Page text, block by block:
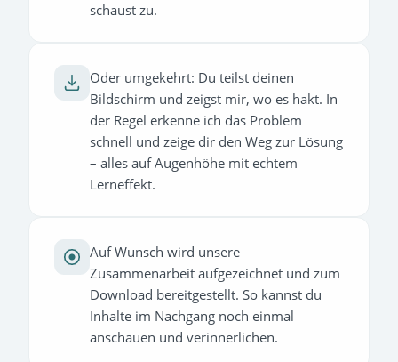
schaust zu.
Oder umgekehrt: Du teilst deinen
Bildschirm und zeigst mir, wo es hakt. In
der Regel erkenne ich das Problem
schnell und zeige dir den Weg zur Lösung
– alles auf Augenhöhe mit echtem
Lerneffekt.
Auf Wunsch wird unsere
Zusammenarbeit aufgezeichnet und zum
Download bereitgestellt. So kannst du
Inhalte im Nachgang noch einmal
anschauen und verinnerlichen.